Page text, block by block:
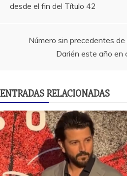
de
entradas
desde el fin del Título 42
Número sin precedentes
Darién este año en
ENTRADAS RELACIONADAS